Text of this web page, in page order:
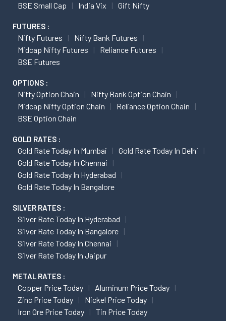
BSE Small Cap
India Vix Gift Nifty
FUTURES :
Nifty Futures
Nifty Bank Futures
Midcap Nifty Futures
Reliance Futures
BSE Futures
OPTIONS :
Nifty Option Chain
Nifty Bank Option Chain
Midcap Nifty Option Chain
Reliance Option Chain
BSE Option Chain
GOLD RATES :
Gold Rate Today In Mumbai
Gold Rate Today In Delhi
Gold Rate Today In Chennai
Gold Rate Today In Hyderabad
Gold Rate Today In Bangalore
SILVER RATES :
Silver Rate Today In Hyderabad
Silver Rate Today In Bangalore
Silver Rate Today In Chennai
Silver Rate Today In Jaipur
METAL RATES :
Copper Price Today
Aluminum Price Today
Zinc Price Today
Nickel Price Today
Iron Ore Price Today
Tin Price Today